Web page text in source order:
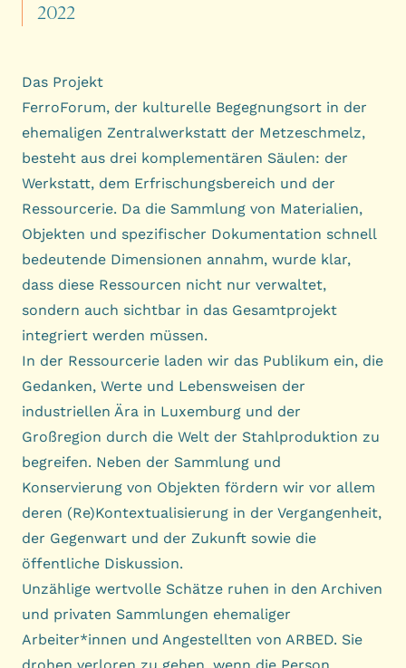
2022
Das Projekt
FerroForum, der kulturelle Begegnungsort in der
ehemaligen Zentralwerkstatt der Metzeschmelz,
besteht aus drei komplementären Säulen: der
Werkstatt, dem Erfrischungsbereich und der
Ressourcerie. Da die Sammlung von Materialien,
Objekten und spezifischer Dokumentation schnell
bedeutende Dimensionen annahm, wurde klar,
dass diese Ressourcen nicht nur verwaltet,
sondern auch sichtbar in das Gesamtprojekt
integriert werden müssen.
In der Ressourcerie laden wir das Publikum ein, die
Gedanken, Werte und Lebensweisen der
industriellen Ära in Luxemburg und der
Großregion durch die Welt der Stahlproduktion zu
begreifen. Neben der Sammlung und
Konservierung von Objekten fördern wir vor allem
deren (Re)Kontextualisierung in der Vergangenheit,
der Gegenwart und der Zukunft sowie die
öffentliche Diskussion.
Unzählige wertvolle Schätze ruhen in den Archiven
und privaten Sammlungen ehemaliger
Arbeiter*innen und Angestellten von ARBED. Sie